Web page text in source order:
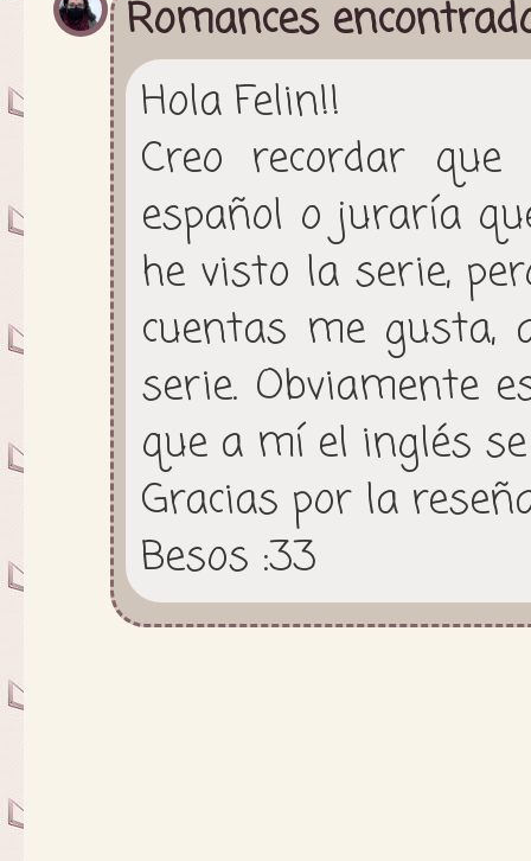
Romances
Hola Felin!!
Creo recordar
español o juraría
he visto la serie,
cuentas me
serie. Obviamente
que a mí el inglés
Gracias por la
Besos :33